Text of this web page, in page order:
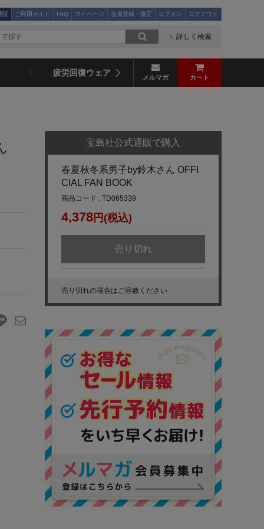
販 ご利用ガイド FAQ マイページ 会員登録・修正 ログイン ログアウト
詳しく検索
疲労回復ウェア メルマガ カート
宝島社公式通販で購入
春夏秋冬系男子by鈴木さん OFFI
CIAL FAN BOOK
商品コード : TD065339
4,378 円(税込)
売り切れ
売り切れの場合はご容赦ください